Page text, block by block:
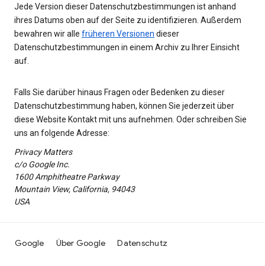
Jede Version dieser Datenschutzbestimmungen ist anhand
ihres Datums oben auf der Seite zu identifizieren. Außerdem
bewahren wir alle früheren Versionen dieser
Datenschutzbestimmungen in einem Archiv zu Ihrer Einsicht
auf.
Falls Sie darüber hinaus Fragen oder Bedenken zu dieser
Datenschutzbestimmung haben, können Sie jederzeit über
diese Website Kontakt mit uns aufnehmen. Oder schreiben Sie
uns an folgende Adresse:
Privacy Matters
c/o Google Inc.
1600 Amphitheatre Parkway
Mountain View, California, 94043
USA
Google Über Google Datenschutz